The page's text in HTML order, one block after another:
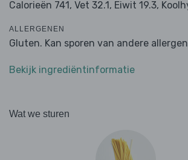
Calorieën 741, Vet 32.1, Eiwit 19.3,
ALLERGENEN
Gluten. Kan sporen van andere
Bekijk ingrediëntinformatie
Wat we sturen